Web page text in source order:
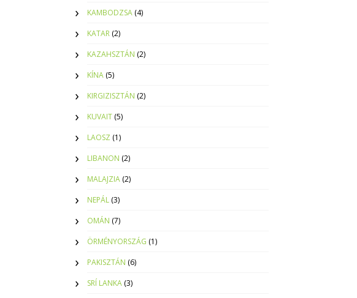
KAMBODZSA (4)
KATAR (2)
KAZAHSZTÁN (2)
KÍNA (5)
KIRGIZISZTÁN (2)
KUVAIT (5)
LAOSZ (1)
LIBANON (2)
MALAJZIA (2)
NEPÁL (3)
OMÁN (7)
ÖRMÉNYORSZÁG (1)
PAKISZTÁN (6)
SRÍ LANKA (3)